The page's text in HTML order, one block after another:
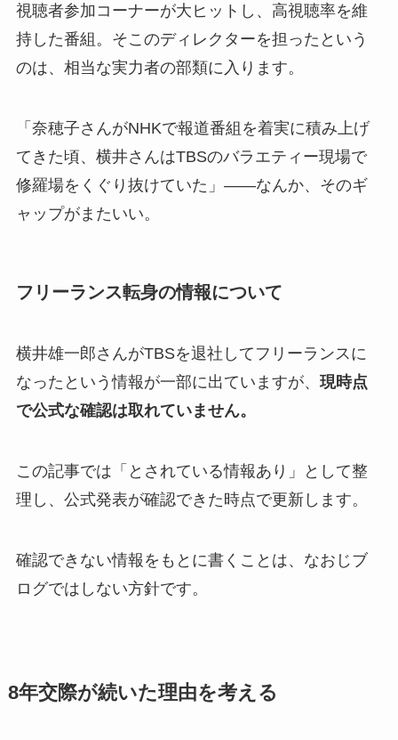
視聴者参加コーナーが大ヒットし、高視聴率を維
持した番組。そこのディレクターを担ったという
のは、相当な実力者の部類に入ります。
「奈穂子さんがNHKで報道番組を着実に積み上げ
てきた頃、横井さんはTBSのバラエティー現場で
修羅場をくぐり抜けていた」——なんか、そのギ
ャップがまたいい。
フリーランス転身の情報について
横井雄一郎さんがTBSを退社してフリーランスに
なったという情報が一部に出ていますが、 現時点
で公式な確認は取れていません。
この記事では「とされている情報あり」として整
理し、公式発表が確認できた時点で更新します。
確認できない情報をもとに書くことは、なおじブ
ログではしない方針です。
8年交際が続いた理由を考える